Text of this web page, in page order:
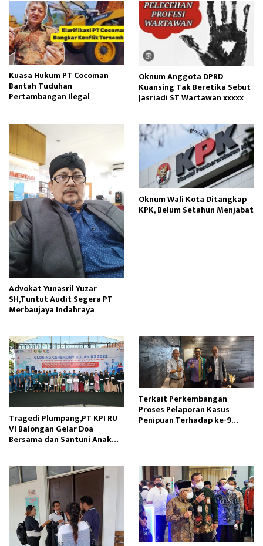
Kuasa Hukum PT Cocoman
Bantah Tuduhan
Pertambangan Ilegal
Oknum Anggota DPRD
Kuansing Tak Beretika Sebut
Jasriadi ST Wartawan xxxxx
Advokat Yunasril Yuzar
SH,Tuntut Audit Segera PT
Merbaujaya Indahraya
Oknum Wali Kota Ditangkap
KPK, Belum Setahun Menjabat
Tragedi Plumpang,PT KPI RU
VI Balongan Gelar Doa
Bersama dan Santuni Anak
Terkait Perkembangan
Proses Pelaporan Kasus
Penipuan Terhadap ke-9